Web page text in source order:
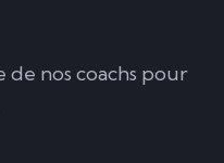
nos coachs pour